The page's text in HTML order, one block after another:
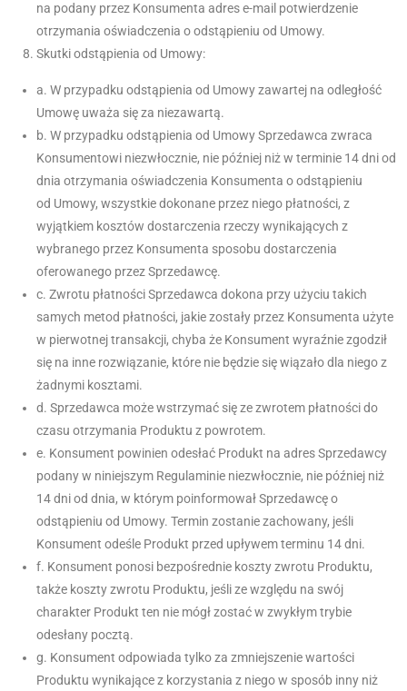
na podany przez Konsumenta adres e-mail potwierdzenie
otrzymania oświadczenia o odstąpieniu od Umowy.
Skutki odstąpienia od Umowy:
a. W przypadku odstąpienia od Umowy zawartej na odległość
Umowę uważa się za niezawartą.
b. W przypadku odstąpienia od Umowy Sprzedawca zwraca
Konsumentowi niezwłocznie, nie później niż w terminie 14 dni od
dnia otrzymania oświadczenia Konsumenta o odstąpieniu
od Umowy, wszystkie dokonane przez niego płatności, z
wyjątkiem kosztów dostarczenia rzeczy wynikających z
wybranego przez Konsumenta sposobu dostarczenia
oferowanego przez Sprzedawcę.
c. Zwrotu płatności Sprzedawca dokona przy użyciu takich
samych metod płatności, jakie zostały przez Konsumenta użyte
w pierwotnej transakcji, chyba że Konsument wyraźnie zgodził
się na inne rozwiązanie, które nie będzie się wiązało dla niego z
żadnymi kosztami.
d. Sprzedawca może wstrzymać się ze zwrotem płatności do
czasu otrzymania Produktu z powrotem.
e. Konsument powinien odesłać Produkt na adres Sprzedawcy
podany w niniejszym Regulaminie niezwłocznie, nie później niż
14 dni od dnia, w którym poinformował Sprzedawcę o
odstąpieniu od Umowy. Termin zostanie zachowany, jeśli
Konsument odeśle Produkt przed upływem terminu 14 dni.
f. Konsument ponosi bezpośrednie koszty zwrotu Produktu,
także koszty zwrotu Produktu, jeśli ze względu na swój
charakter Produkt ten nie mógł zostać w zwykłym trybie
odesłany pocztą.
g. Konsument odpowiada tylko za zmniejszenie wartości
Produktu wynikające z korzystania z niego w sposób inny niż